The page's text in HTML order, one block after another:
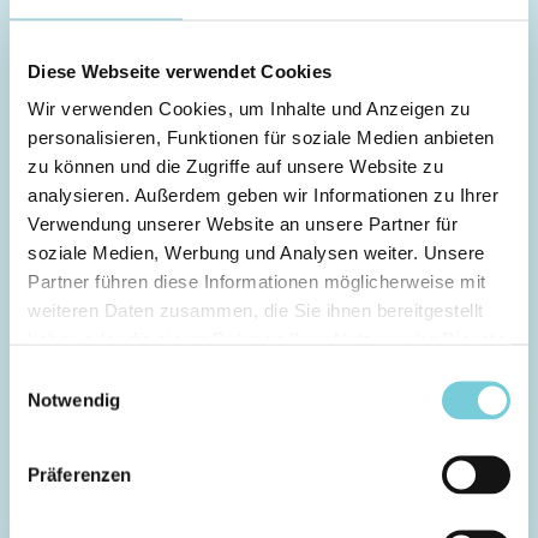
Diese Webseite verwendet Cookies
Wir verwenden Cookies, um Inhalte und Anzeigen zu
personalisieren, Funktionen für soziale Medien anbieten
zu können und die Zugriffe auf unsere Website zu
analysieren. Außerdem geben wir Informationen zu Ihrer
Verwendung unserer Website an unsere Partner für
soziale Medien, Werbung und Analysen weiter. Unsere
Partner führen diese Informationen möglicherweise mit
weiteren Daten zusammen, die Sie ihnen bereitgestellt
Notwendig
Präferenzen
NOCH FRAGEN?
Wie kann ich der Member WhatsApp Community
beitreten?
Was ist der Flexpass?
Wie funktioniert der Flexpass?
verwendet werden?
Kann ich mit meinem Flexpass Sessions stornieren,
die ich gebucht habe, bevor ich Member geworden